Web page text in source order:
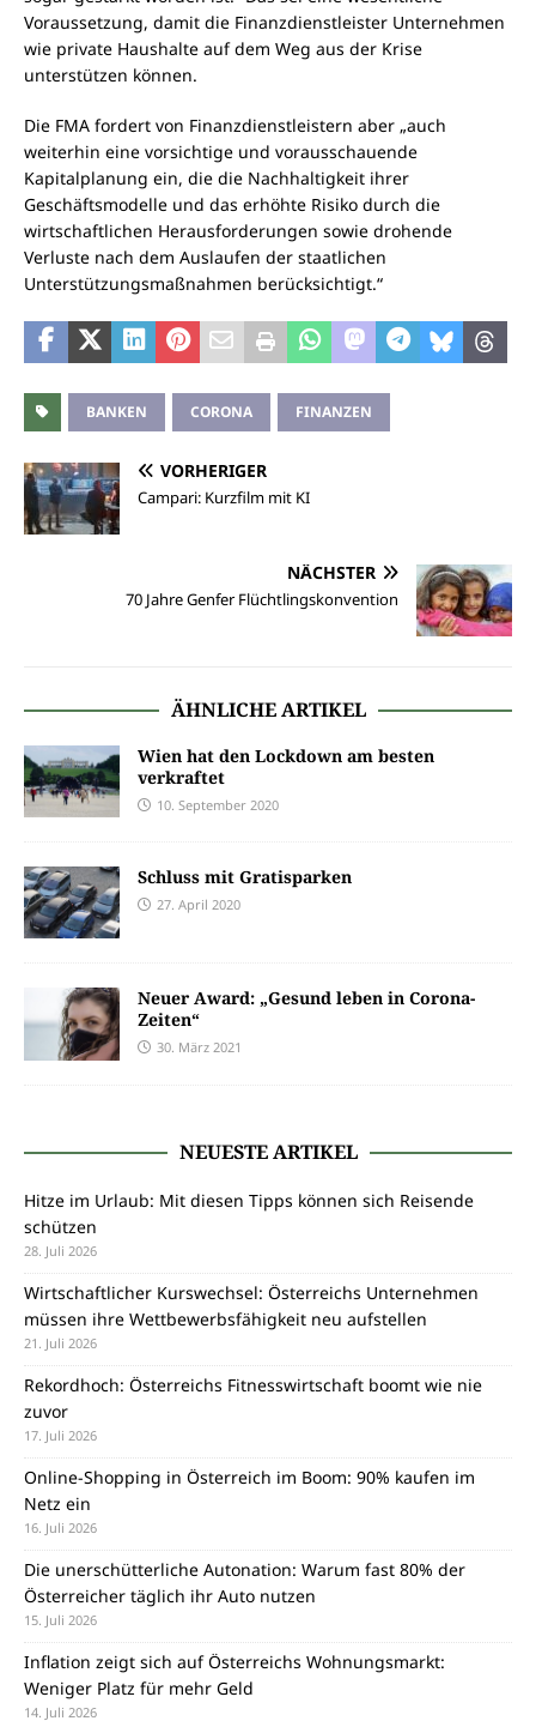
Voraussetzung, damit die Finanzdienstleister Unternehmen
wie private Haushalte auf dem Weg aus der Krise
unterstützen können.
Die FMA fordert von Finanzdienstleistern aber „auch
weiterhin eine vorsichtige und vorausschauende
Kapitalplanung ein, die die Nachhaltigkeit ihrer
Geschäftsmodelle und das erhöhte Risiko durch die
wirtschaftlichen Herausforderungen sowie drohende
Verluste nach dem Auslaufen der staatlichen
Unterstützungsmaßnahmen berücksichtigt.“
BANKEN CORONA FINANZEN
VORHERIGER
Campari: Kurzfilm mit KI
NÄCHSTER
70 Jahre Genfer Flüchtlingskonvention
ÄHNLICHE ARTIKEL
Wien hat den Lockdown am besten
verkraftet
10. September 2020
Schluss mit Gratisparken
27. April 2020
Neuer Award: „Gesund leben in Corona-
Zeiten“
30. März 2021
NEUESTE ARTIKEL
Hitze im Urlaub: Mit diesen Tipps können sich Reisende
schützen
28. Juli 2026
Wirtschaftlicher Kurswechsel: Österreichs Unternehmen
müssen ihre Wettbewerbsfähigkeit neu aufstellen
21. Juli 2026
Rekordhoch: Österreichs Fitnesswirtschaft boomt wie nie
zuvor
17. Juli 2026
Online-Shopping in Österreich im Boom: 90% kaufen im
Netz ein
16. Juli 2026
Die unerschütterliche Autonation: Warum fast 80% der
Österreicher täglich ihr Auto nutzen
15. Juli 2026
Inflation zeigt sich auf Österreichs Wohnungsmarkt:
Weniger Platz für mehr Geld
14. Juli 2026